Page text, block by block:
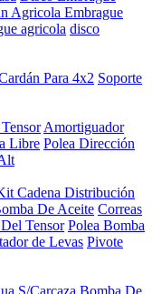
Agricola Embrague
agricola disco
Para 4x2 Soporte
Amortiguador
Libre Polea Dirección
Cadena Distribución
De Aceite Correas
Tensor Polea Bomba
de Levas Pivote
S/Carcaza Bomba De